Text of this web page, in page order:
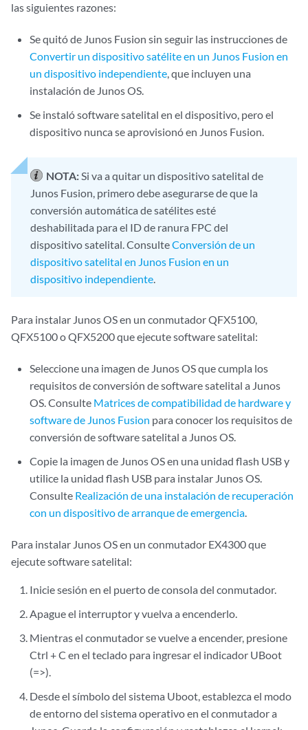
las siguientes razones:
Se quitó de Junos Fusion sin seguir las instrucciones de
Convertir un dispositivo satélite en un Junos Fusion en
un dispositivo independiente, que incluyen una
instalación de Junos OS.
Se instaló software satelital en el dispositivo, pero el
dispositivo nunca se aprovisionó en Junos Fusion.
NOTA:Si va a quitar un dispositivo satelital de
Junos Fusion, primero debe asegurarse de que la
conversión automática de satélites esté
deshabilitada para el ID de ranura FPC del
dispositivo satelital. ConsulteConversión de un
dispositivo satelital en Junos Fusion en un
dispositivo independiente.
Para instalar Junos OS en un conmutador QFX5100,
QFX5100 o QFX5200 que ejecute software satelital:
Seleccione una imagen de Junos OS que cumpla los
requisitos de conversión de software satelital a Junos
OS. Consulte Matrices de compatibilidad de hardware y
software de Junos Fusion para conocer los requisitos de
conversión de software satelital a Junos OS.
Copie la imagen de Junos OS en una unidad flash USB y
utilice la unidad flash USB para instalar Junos OS.
Consulte Realización de una instalación de recuperación
con un dispositivo de arranque de emergencia.
Para instalar Junos OS en un conmutador EX4300 que
ejecute software satelital:
Inicie sesión en el puerto de consola del conmutador.
Apague el interruptor y vuelva a encenderlo.
Mientras el conmutador se vuelve a encender, presione
Ctrl + C en el teclado para ingresar el indicador UBoot
(=>).
Desde el símbolo del sistema Uboot, establezca el modo
de entorno del sistema operativo en el conmutador a